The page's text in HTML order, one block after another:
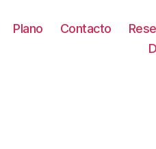
Plano Contacto